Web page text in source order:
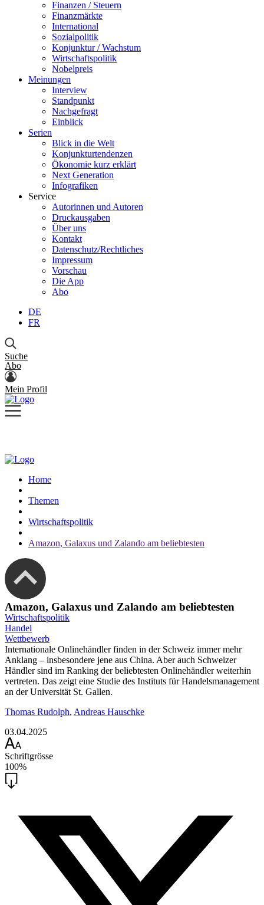
Finanzen / Steuern
Finanzmärkte
International
Sozialpolitik
Konjunktur / Wachstum
Wirtschaftspolitik
Nobelpreis
Meinungen
Interview
Standpunkt
Nachgefragt
Einblick
Serien
Blick in die Welt
Konjunkturtendenzen
Ökonomie kurz erklärt
Next Generation
Infografiken
Service
Autorinnen und Autoren
Druckausgaben
Über uns
Kontakt
Datenschutz/Rechtliches
Impressum
Vorschau
Die App
Abo
DE
FR
Suche
Abo
Mein Profil
Home
Themen
Wirtschaftspolitik
Amazon, Galaxus und Zalando am beliebtesten
Amazon, Galaxus und Zalando am beliebtesten
Wirtschaftspolitik
Handel
Wettbewerb
Internationale Onlinehändler finden in der Schweiz immer mehr
Anklang – insbesondere jene aus China. Aber auch Schweizer
Händler sind im Ranking der beliebtesten Onlinehändler weiterhin
vertreten. Das zeigt eine Studie des Instituts für Handelsmanagement
an der Universität St. Gallen.
Thomas Rudolph, Andreas Hauschke
03.04.2025
Schriftgrösse
100%